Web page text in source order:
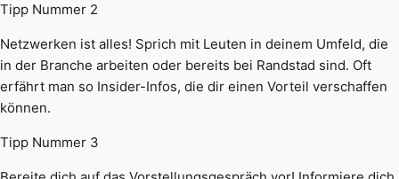
Tipp Nummer 2
Netzwerken ist alles! Sprich mit Leuten in deinem Umfeld, die
in der Branche arbeiten oder bereits bei Randstad sind. Oft
erfährt man so Insider-Infos, die dir einen Vorteil verschaffen
können.
Tipp Nummer 3